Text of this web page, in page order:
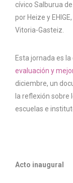
cívico Salburua
por Heize y
Vitoria-Gasteiz.
Esta jornada es
evaluación y
diciembre, un
la reflexión
escuelas e
Acto inaugural